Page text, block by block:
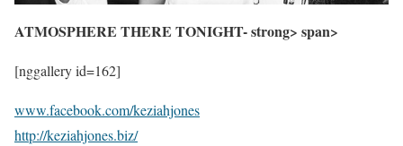
ATMOSPHERE THERE TONIGHT- strong> span>
[nggallery id=162]
www.facebook.com/keziahjones
http://keziahjones.biz/